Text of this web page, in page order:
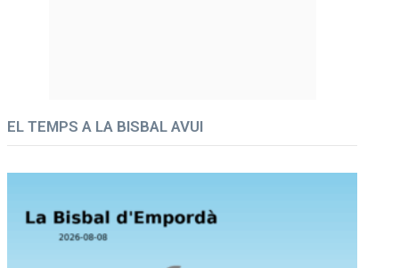
EL TEMPS A LA BISBAL AVUI